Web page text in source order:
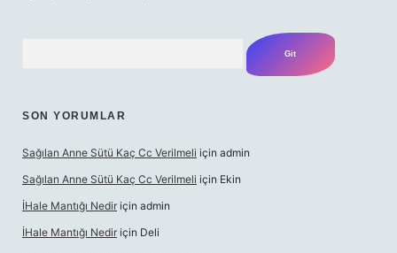
SON YORUMLAR
Sağılan Anne Sütü Kaç Cc Verilmeli için admin
Sağılan Anne Sütü Kaç Cc Verilmeli için Ekin
İHale Mantığı Nedir için admin
İHale Mantığı Nedir için Deli